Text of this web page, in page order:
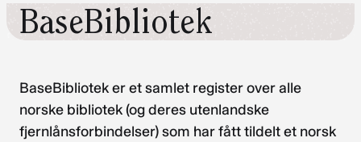
BaseBibliotek
BaseBibliotek er et samlet register over alle
norske bibliotek (og deres utenlandske
fjernlånsforbindelser) som har fått tildelt et norsk